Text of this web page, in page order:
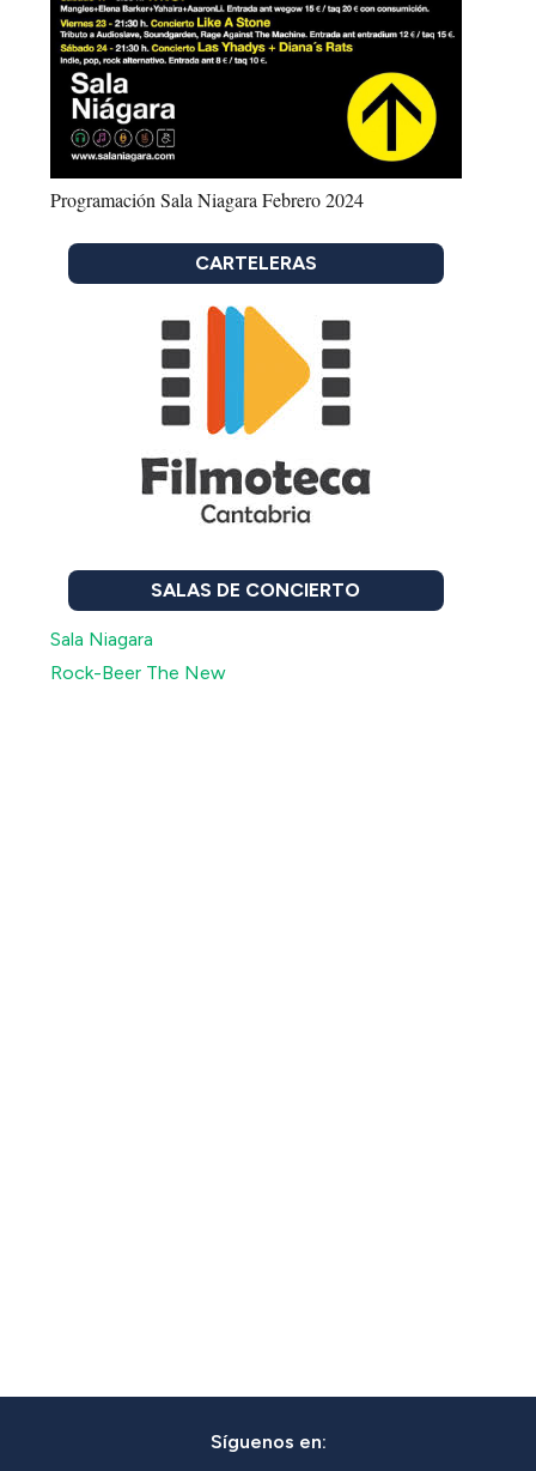
Programación Sala Niagara Febrero 2024
CARTELERAS
SALAS DE CONCIERTO
Sala Niagara
Rock-Beer The New
Síguenos en: